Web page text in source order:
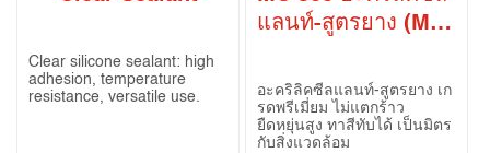
Clear silicone sealant: high
adhesion, temperature
resistance, versatile use.
แลนท์-สูตรยาง (MC-
Sealant)
อะคริลิคซีลแลนท์-สูตรยาง เก
รดพรีเมี่ยม ไม่แตกร้าว
ยืดหยุ่นสูง ทาสีทับได้ เป็นมิตร
กับสิ่งแวดล้อม